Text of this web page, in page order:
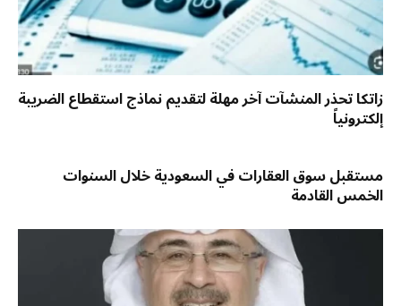
زاتكا تحذر المنشآت آخر مهلة لتقديم نماذج استقطاع الضريبة
إلكترونياً
مستقبل سوق العقارات في السعودية خلال السنوات
الخمس القادمة